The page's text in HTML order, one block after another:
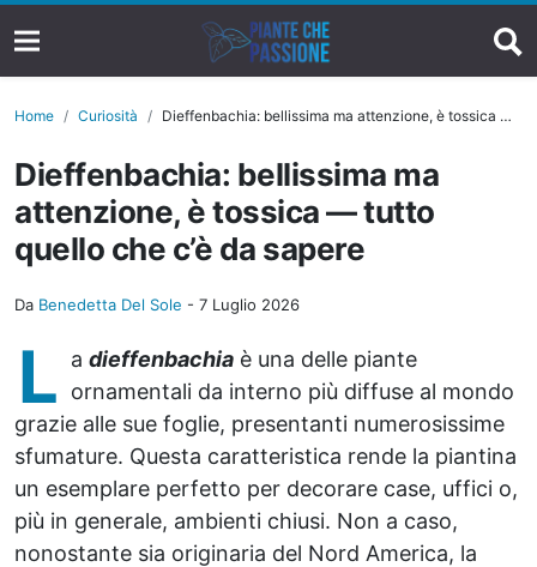
Home Curiosità Dieffenbachia: bellissima ma attenzione, è tossica — tutto quello che c’è da sapere
Dieffenbachia: bellissima ma
attenzione, è tossica — tutto
quello che c’è da sapere
Da Benedetta Del Sole - 7 Luglio 2026
L a dieffenbachia è una delle piante
ornamentali da interno più diffuse al mondo
grazie alle sue foglie, presentanti numerosissime
sfumature. Questa caratteristica rende la piantina
un esemplare perfetto per decorare case, uffici o,
più in generale, ambienti chiusi. Non a caso,
nonostante sia originaria del Nord America, la